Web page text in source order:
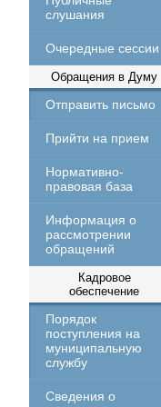
слушания
Очередные сессии
Обращения в Думу
Отправить письмо
Прийти на прием
Нормативно-
правовая база
Информация о
рассмотрении
обращений
Кадровое
обеспечение
Порядок
поступления на
муниципальную
службу
Сведения о